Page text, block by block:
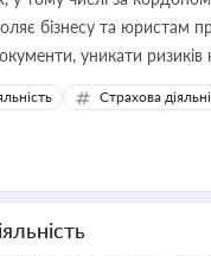
бізнесу та юристам
уникати ризиків
належне прийняття
Страхова